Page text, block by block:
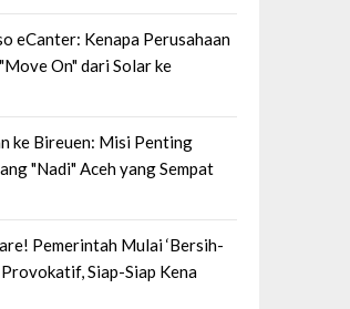
eCanter: Kenapa Perusahaan
On" dari Solar ke
ke Bireuen: Misi Penting
"Nadi" Aceh yang Sempat
Pemerintah Mulai ‘Bersih-
Siap-Siap Kena